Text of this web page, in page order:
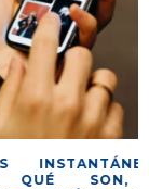
DESCUBRE EL
FARMACIAS